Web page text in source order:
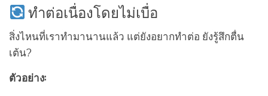
ทำต่อเนื่องโดยไม่เบื่อ
สิ่งไหนที่เราทำมานานแล้ว แต่ยังอยากทำต่อ ยังรู้สึกตื่น
เต้น?
ตัวอย่าง: